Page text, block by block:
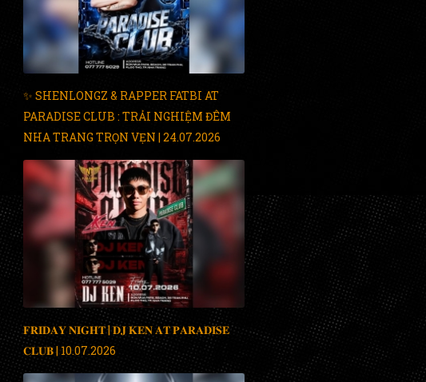
✨ SHENLONGZ & RAPPER FATBI AT
PARADISE CLUB : TRẢI NGHIỆM ĐÊM
NHA TRANG TRỌN VẸN | 24.07.2026
𝐅𝐑𝐈𝐃𝐀𝐘 𝐍𝐈𝐆𝐇𝐓 | 𝐃𝐉 𝐊𝐄𝐍 𝐀𝐓 𝐏𝐀𝐑𝐀𝐃𝐈𝐒𝐄
𝐂𝐋𝐔𝐁 | 10.07.2026